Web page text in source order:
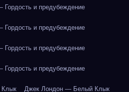
и предубеждение
и предубеждение
и предубеждение
и предубеждение
Джек Лондон — Белый Клык